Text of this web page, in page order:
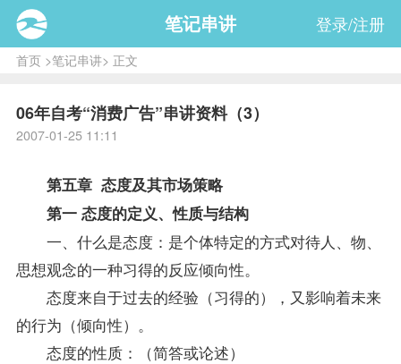
笔记串讲 登录/注册
首页>笔记串讲> 正文
06年自考“消费广告”串讲资料（3）
2007-01-25 11:11
第五章 态度及其市场策略
第一 态度的定义、性质与结构
一、什么是态度：是个体特定的方式对待人、物、
思想观念的一种习得的反应倾向性。
态度来自于过去的经验（习得的），又影响着未来
的行为（倾向性）。
态度的性质：（简答或论述）